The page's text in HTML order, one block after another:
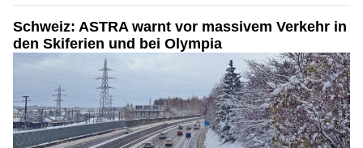
Schweiz: ASTRA warnt vor massivem Verkehr in
den Skiferien und bei Olympia